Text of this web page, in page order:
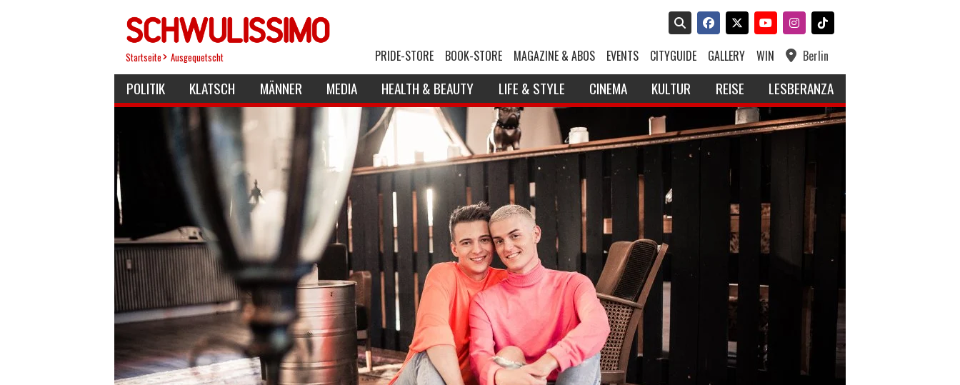
Startseite Ausgequetscht PRIDE-STORE BOOK-STORE MAGAZINE & ABOS EVENTS CITYGUIDE GALLERY WIN Berlin
POLITIK KLATSCH MÄNNER MEDIA HEALTH & BEAUTY LIFE & STYLE CINEMA KULTUR REISE LESBERANZA